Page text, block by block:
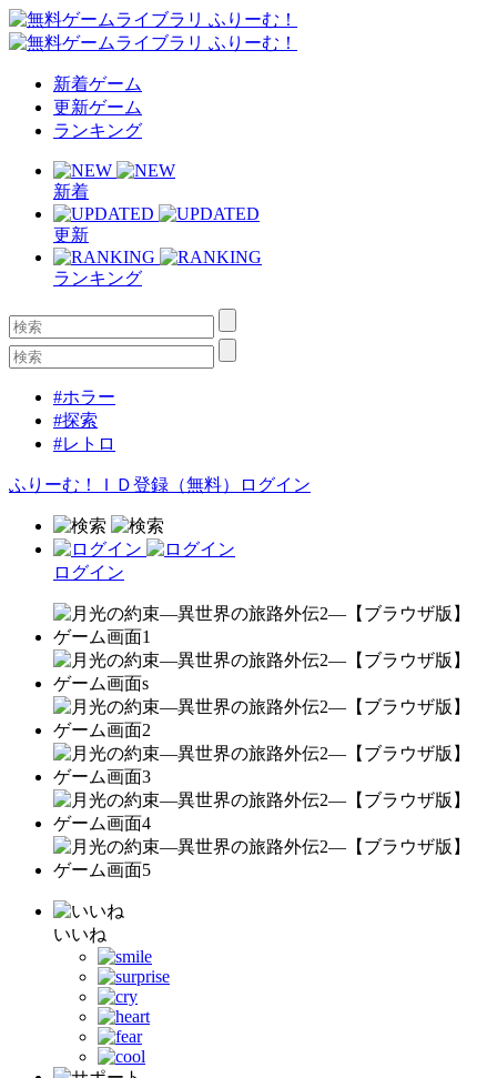
新着ゲーム
更新ゲーム
ランキング
新着
更新
ランキング
#ホラー
#探索
#レトロ
ふりーむ！ＩＤ登録（無料） ログイン
ログイン
いいね